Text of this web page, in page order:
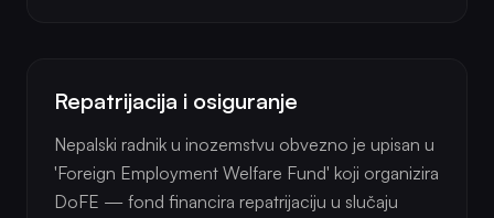
Repatrijacija i osiguranje
Nepalski radnik u inozemstvu obvezno je upisan u
'Foreign Employment Welfare Fund' koji organizira
DoFE — fond financira repatrijaciju u slučaju